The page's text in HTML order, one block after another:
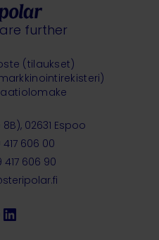
further
02631 Espoo
606 00
417 606 90
LinkedIn
(tilaukset)